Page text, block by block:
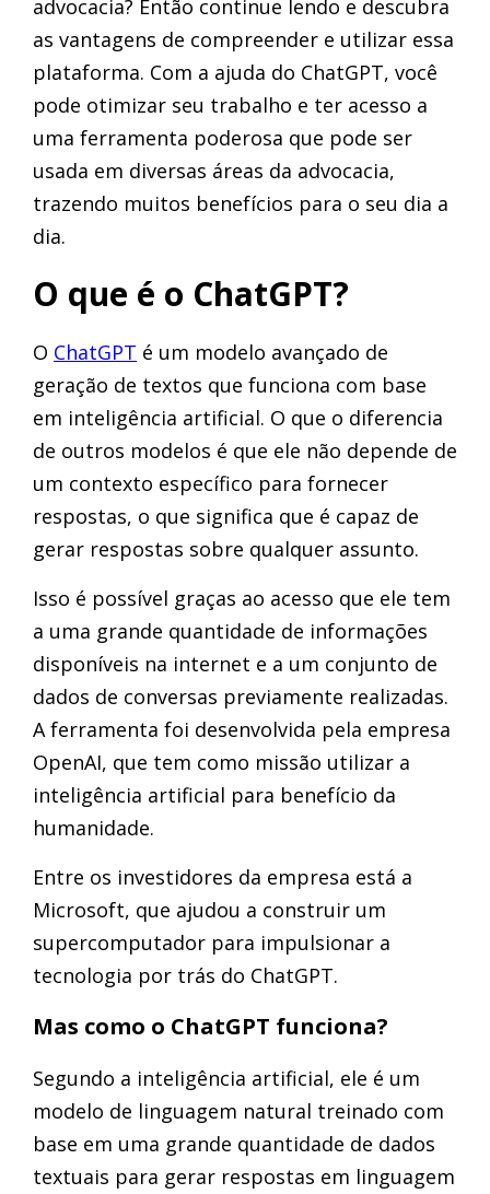
advocacia? Então continue lendo e descubra
as vantagens de compreender e utilizar essa
plataforma. Com a ajuda do ChatGPT, você
pode otimizar seu trabalho e ter acesso a
uma ferramenta poderosa que pode ser
usada em diversas áreas da advocacia,
trazendo muitos benefícios para o seu dia a
dia.
O que é o ChatGPT?
O ChatGPT é um modelo avançado de
geração de textos que funciona com base
em inteligência artificial. O que o diferencia
de outros modelos é que ele não depende de
um contexto específico para fornecer
respostas, o que significa que é capaz de
gerar respostas sobre qualquer assunto.
Isso é possível graças ao acesso que ele tem
a uma grande quantidade de informações
disponíveis na internet e a um conjunto de
dados de conversas previamente realizadas.
A ferramenta foi desenvolvida pela empresa
OpenAI, que tem como missão utilizar a
inteligência artificial para benefício da
humanidade.
Entre os investidores da empresa está a
Microsoft, que ajudou a construir um
supercomputador para impulsionar a
tecnologia por trás do ChatGPT.
Mas como o ChatGPT funciona?
Segundo a inteligência artificial, ele é um
modelo de linguagem natural treinado com
base em uma grande quantidade de dados
textuais para gerar respostas em linguagem